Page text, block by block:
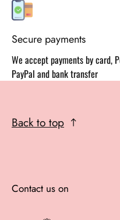
Secure payments
We accept payments by card,
PayPal and bank transfer
Back to top
Contact us on